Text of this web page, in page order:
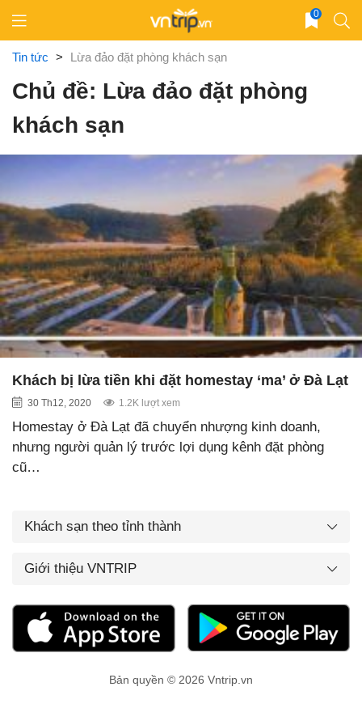
content
0
Tin tức > Lừa đảo đặt phòng khách sạn
Chủ đề: Lừa đảo đặt phòng
khách sạn
Khách bị lừa tiền khi đặt homestay ‘ma’ ở Đà Lạt
30 Th12, 2020 1.2K lượt xem
Homestay ở Đà Lạt đã chuyển nhượng kinh doanh,
nhưng người quản lý trước lợi dụng kênh đặt phòng
cũ…
Khách sạn theo tỉnh thành
Giới thiệu VNTRIP
Bản quyền © 2026 Vntrip.vn